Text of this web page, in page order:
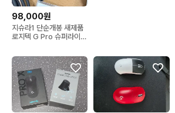
98,000원
지슈라1 단순개봉 새제품
로지텍 G Pro 슈퍼라이트